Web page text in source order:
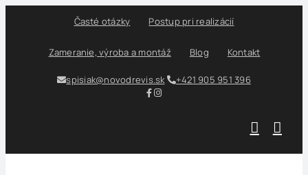
Časté otázky Postup pri realizácií
Zameranie, výroba a montáž Blog Kontakt
spisiak@novodrevis.sk +421 905 951 396